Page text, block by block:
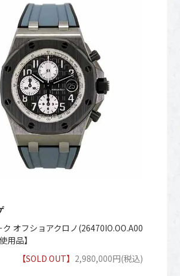
オフショアクロノ(26470IO.OO.A00
用品】
【SOLD OUT】 2,980,000円(税込)